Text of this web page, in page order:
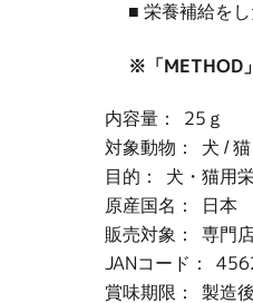
■ 栄養補給を
※「METHOD
内容量：
25ｇ
対象動物：
犬 / 猫
目的：
犬・猫用
原産国名：
日本
販売対象：
専門
JANコード：
賞味期限：
製造